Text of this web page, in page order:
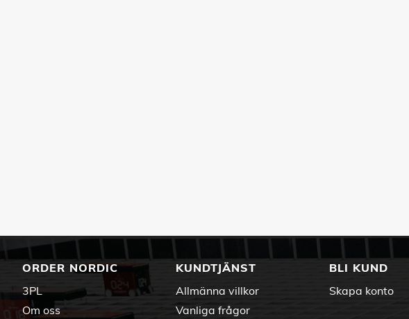
ORDER NORDIC
3PL
Om oss
KUNDTJÄNST
Allmänna villkor
Vanliga frågor
BLI KUND
Skapa konto